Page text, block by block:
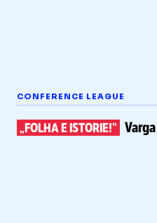
CONFERENCE LEAGUE
„FOLHA E ISTORIE!” Varga